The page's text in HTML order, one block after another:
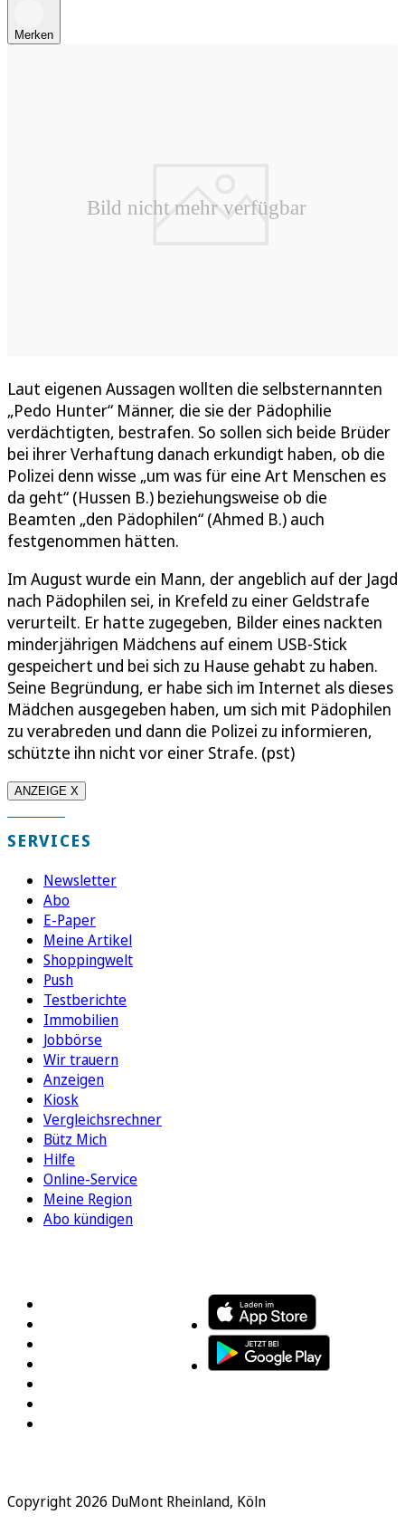
Merken
Laut eigenen Aussagen wollten die selbsternannten
„Pedo Hunter“ Männer, die sie der Pädophilie
verdächtigten, bestrafen. So sollen sich beide Brüder
bei ihrer Verhaftung danach erkundigt haben, ob die
Polizei denn wisse „um was für eine Art Menschen es
da geht“ (Hussen B.) beziehungsweise ob die
Beamten „den Pädophilen“ (Ahmed B.) auch
festgenommen hätten.
Im August wurde ein Mann, der angeblich auf der Jagd
nach Pädophilen sei, in Krefeld zu einer Geldstrafe
verurteilt. Er hatte zugegeben, Bilder eines nackten
minderjährigen Mädchens auf einem USB-Stick
gespeichert und bei sich zu Hause gehabt zu haben.
Seine Begründung, er habe sich im Internet als dieses
Mädchen ausgegeben haben, um sich mit Pädophilen
zu verabreden und dann die Polizei zu informieren,
schützte ihn nicht vor einer Strafe. (pst)
ANZEIGE X
SERVICES
Newsletter
Abo
E-Paper
Meine Artikel
Shoppingwelt
Push
Testberichte
Immobilien
Jobbörse
Wir trauern
Anzeigen
Kiosk
Vergleichsrechner
Bütz Mich
Hilfe
Online-Service
Meine Region
Abo kündigen
Copyright 2026 DuMont Rheinland, Köln